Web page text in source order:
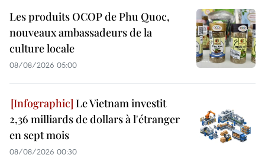
Les produits OCOP de Phu Quoc,
nouveaux ambassadeurs de la
culture locale
08/08/2026 05:00
Le Vietnam investit
2,36 milliards de dollars à l'étranger
en sept mois
08/08/2026 00:30